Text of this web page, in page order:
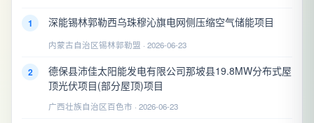
1 深能锡林郭勒西乌珠穆沁旗电网侧压缩空气储能项目
内蒙古自治区锡林郭勒盟 · 2026-06-23
2
德保县沛佳太阳能发电有限公司那坡县19.8MW分布式屋
顶光伏项目(部分屋顶)项目
广西壮族自治区百色市 · 2026-06-23